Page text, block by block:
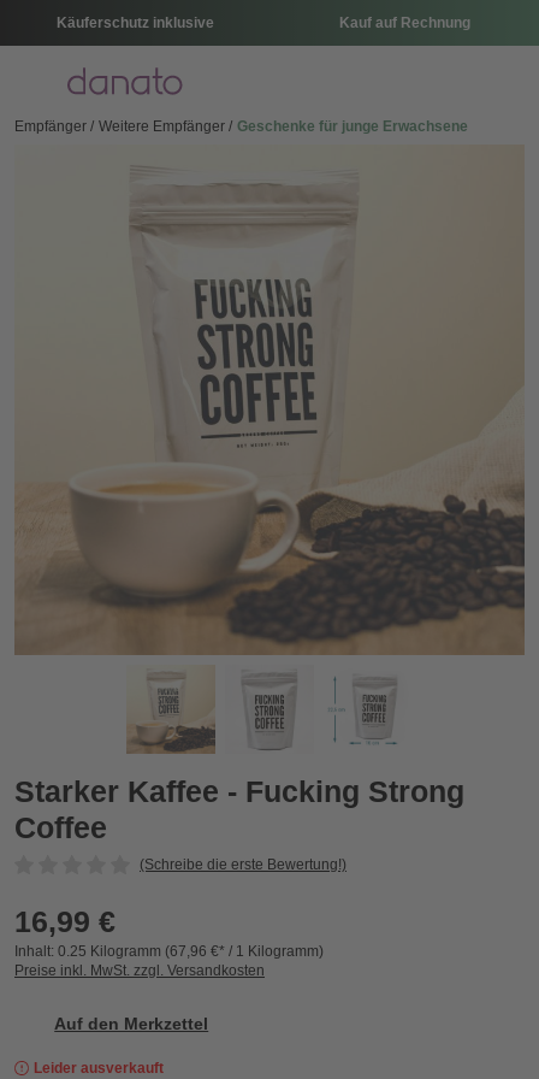
Käuferschutz inklusive Kauf auf Rechnung
Menü
Empfänger Weitere Empfänger Geschenke für junge Erwachsene
Starker Kaffee - Fucking Strong Coffee
Starker Kaffee - Fucking Strong
Coffee
(Schreibe die erste Bewertung!)
16,99 €
Inhalt: 0.25 Kilogramm (67,96 €* / 1 Kilogramm)
Preise inkl. MwSt. zzgl. Versandkosten
Auf den Merkzettel
Leider ausverkauft